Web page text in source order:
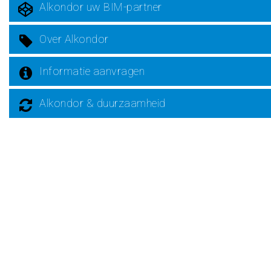
Alkondor uw BIM-partner
Over Alkondor
Informatie aanvragen
Alkondor & duurzaamheid